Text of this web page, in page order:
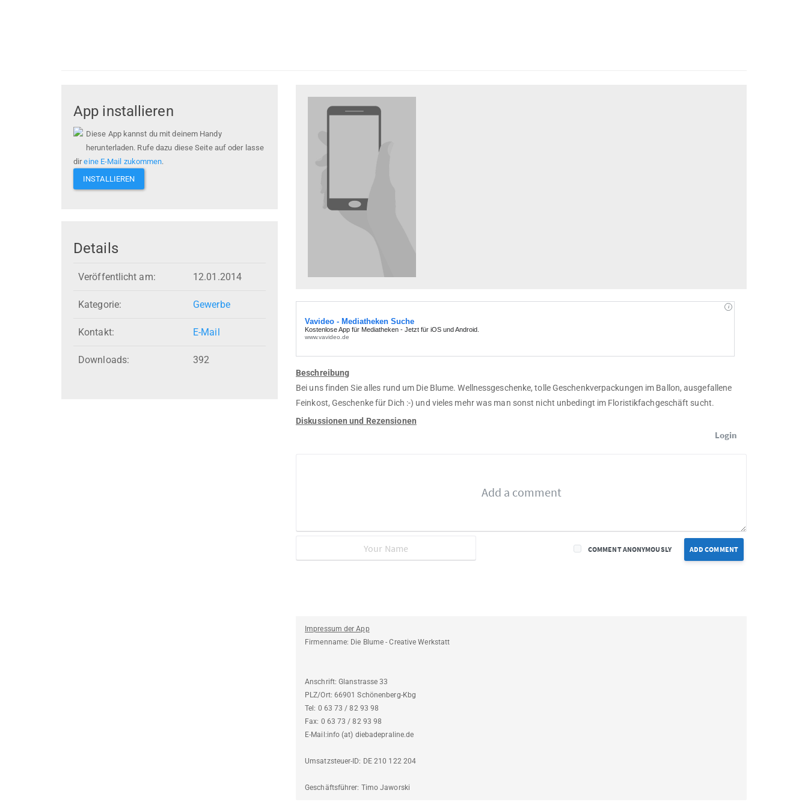
App installieren
Diese App kannst du mit deinem Handy
herunterladen. Rufe dazu diese Seite auf oder lasse
direine E-Mail zukommen.
INSTALLIEREN
Details
Veröffentlicht am: 12.01.2014
Kategorie: Gewerbe
Kontakt: E-Mail
Downloads: 392
Beschreibung
Bei uns finden Sie alles rund um Die Blume. Wellnessgeschenke, tolle Geschenkverpackungen im Ballon, ausgefallene
Feinkost, Geschenke für Dich :-) und vieles mehr was man sonst nicht unbedingt im Floristikfachgeschäft sucht.
Diskussionen und Rezensionen
Login
ADD COMMENT
COMMENT ANONYMOUSLY
Impressum der App
Firmenname: Die Blume - Creative Werkstatt
Anschrift: Glanstrasse 33
PLZ/Ort: 66901 Schönenberg-Kbg
Tel: 0 63 73 / 82 93 98
Fax: 0 63 73 / 82 93 98
E-Mail:info (at) diebadepraline.de
Umsatzsteuer-ID: DE 210 122 204
Geschäftsführer: Timo Jaworski